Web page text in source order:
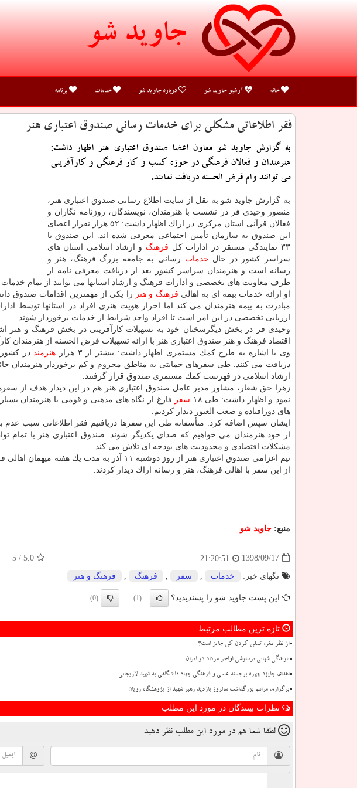
جاوید شو
خانه آرشیو جاوید شو درباره جاوید شو خدمات برنامه
فقر اطلاعاتی مشكلی برای خدمات رسانی صندوق اعتباری هنر
به گزارش جاوید شو معاون اعضا صندوق اعتباری هنر اظهار داشت:
هنرمندان و فعالان فرهنگی در حوزه كسب و كار فرهنگی و كارآفرینی
می توانند وام قرض الحسنه دریافت نمایند.
به گزارش جاوید شو به نقل از سایت اطلاع رسانی صندوق اعتباری هنر،
منصور وحیدی فر در نشست با هنرمندان، نویسندگان، روزنامه نگاران و
فعالان قرآنی استان مركزی در اراك اظهار داشت: ۵۲ هزار نفراز اعضای
این صندوق به سازمان تأمین اجتماعی معرفی شده اند. این صندوق با
۳۳ نمایندگی مستقر در ادارات كل
فرهنگ و ارشاد اسلامی استان های
سراسر كشور در حال خدمات رسانی به جامعه بزرگ فرهنگ، هنر و
رسانه است و هنرمندان سراسر كشور بعد از دریافت معرفی نامه از
طرف معاونت های تخصصی و ادارات فرهنگ و ارشاد استانها می توانند از تمام خدمات
او ارائه خدمات بیمه ای به اهالی فرهنگ و هنر
را یكی از مهمترین اقدامات صندوق
مبادرت به بیمه هنرمندان می كند اما احراز هویت هنری افراد در استانها توسط
ارزیابی تخصصی در این امر است تا افراد واجد شرایط از خدمات برخوردار شوند.
وحیدی فر در بخش دیگرسخنان خود به تسهیلات كارآفرینی در بخش فرهنگ و هنر
اقتصاد فرهنگ و هنر صندوق اعتباری هنر با ارائه تسهیلات قرض الحسنه از هنرمندان
وی با اشاره به طرح كمك مستمری اظهار داشت: بیشتر از ۳ هزار
هنرمنددر كشور
دریافت می كنند. طی سفرهای حمایتی به مناطق محروم و كم برخوردار هنرمندان
ارشاد اسلامی در فهرست كمك مستمری صندوق قرار گرفتند.
زهرا حق شعار، مشاور مدیر عامل صندوق اعتباری هنر هم در این دیدار هدف از
نمود و اظهار داشت: طی ۱۸
سفر
فارغ از نگاه های مذهبی و قومی با هنرمندان
های دورافتاده و صعب العبور دیدار كردیم.
ایشان سپس اضافه كرد: متأسفانه طی این سفرها دریافتیم فقر اطلاعاتی سبب
از خود هنرمندان می خواهیم كه صدای یكدیگر شوند. صندوق اعتباری هنر با تمام
مشكلات اقتصادی و محدودیت های بودجه ای تلاش می كند.
تیم اعزامی صندوق اعتباری هنر از روز دوشنبه ۱۱ آذر به مدت یك هفته میهمان اهالی فرهنگ،
از این سفر با اهالی فرهنگ، هنر و رسانه اراك دیدار كردند.
منبع: جاوید شو
1398/09/17
21:20:51
5.0
/ 5
تگهای خبر: خدمات سفر فرهنگ فرهنگ و هنر
این پست جاوید شو را پسندیدید؟ (1)
(0)
تازه ترین مطالب مرتبط
از نظر مغز، تنبلی کردن کی جایز است؟
بارندگی شهابی برساوشی اواخر مرداد در ایران
اهدای جایزه چهره برجسته علمی و فرهنگی جهاد دانشگاهی به شهید لاریجانی
برگزاری مراسم بزرگداشت سالروز بازدید رهبر شهید از پژوهشگاه رویان
نظرات بینندگان در مورد این مطلب
لطفا شما هم در مورد این مطلب نظر دهید